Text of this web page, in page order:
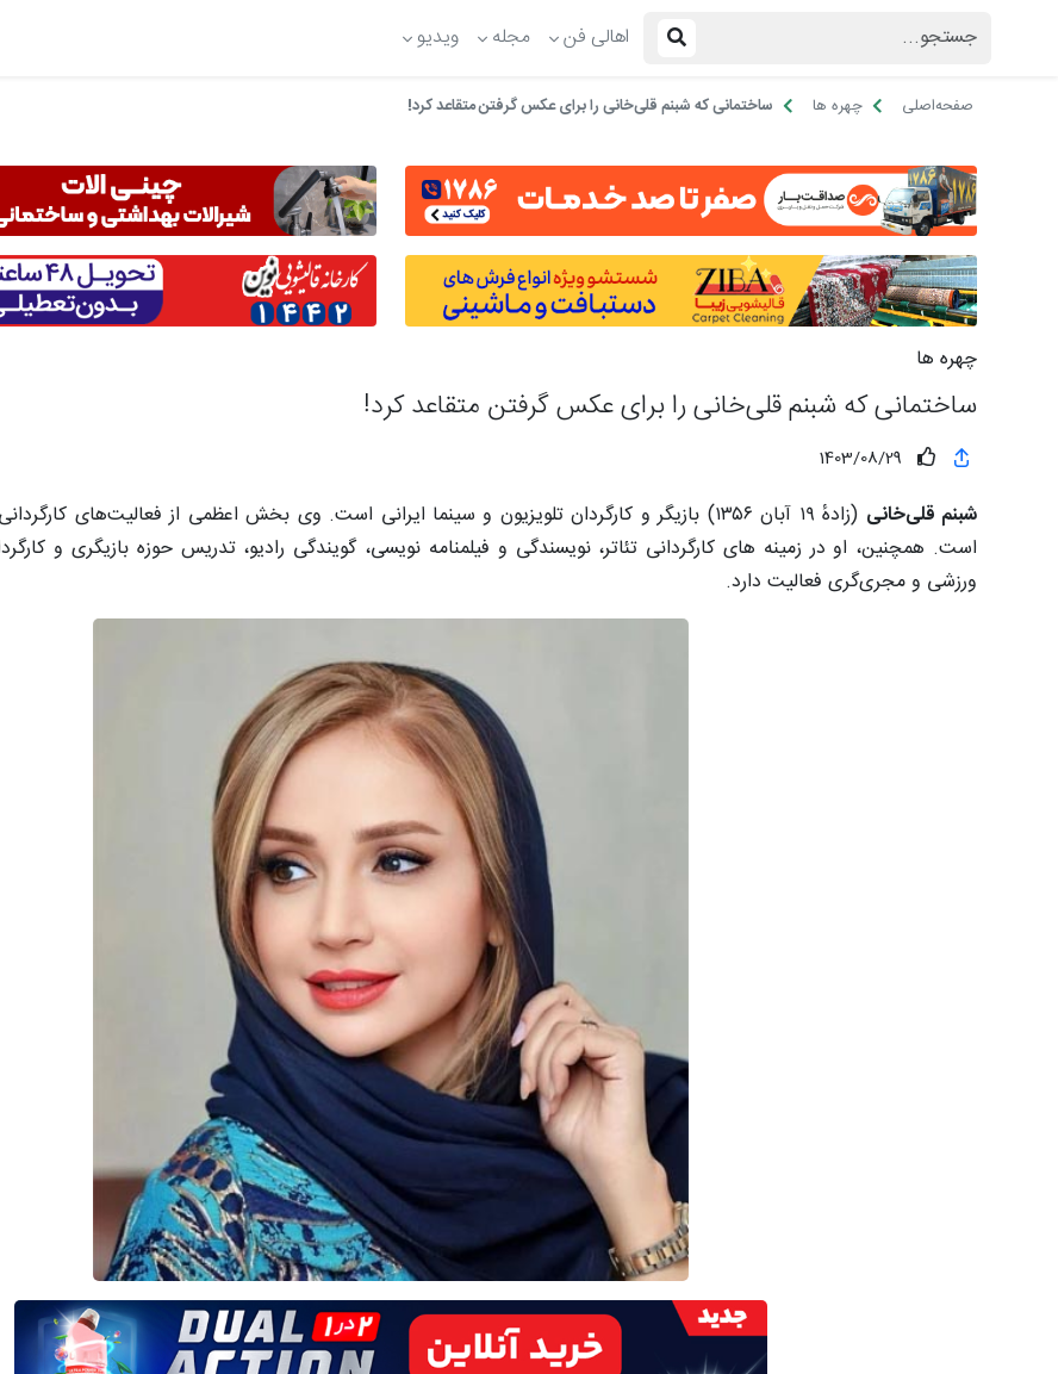
اهالی فن مجله ویدیو
صفحه‌اصلی چهره ها ساختمانی که شبنم قلی‌خانی را برای عکس گرفتن متقاعد کرد!
چهره ها
ساختمانی که شبنم قلی‌خانی را برای عکس گرفتن متقاعد کرد!
1403/08/29
شبنم قلی‌خانی
(زادهٔ ۱۹ آبان ۱۳۵۶) بازیگر و کارگردان تلویزیون و سینما ایرانی است. وی بخش اعظمی از فعالیت‌های
است. همچنین، او در زمینه های کارگردانی تئاتر، نویسندگی و فیلمنامه نویسی، گویندگی رادیو، تدریس حوزه بازیگری و
ورزشی و مجری‌گری فعالیت دارد.